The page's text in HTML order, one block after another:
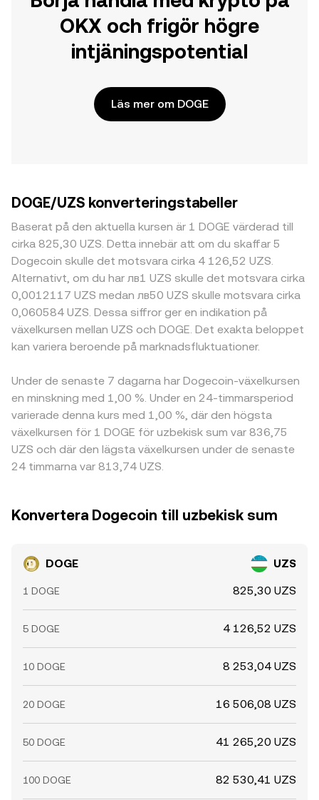
OKX och frigör högre
intjäningspotential
Läs mer om DOGE
DOGE/UZS konverteringstabeller
Baserat på den aktuella kursen är 1 DOGE värderad till
cirka 825,30 UZS. Detta innebär att om du skaffar 5
Dogecoin skulle det motsvara cirka 4 126,52 UZS.
Alternativt, om du har лв1 UZS skulle det motsvara cirka
0,0012117 UZS medan лв50 UZS skulle motsvara cirka
0,060584 UZS. Dessa siffror ger en indikation på
växelkursen mellan UZS och DOGE. Det exakta beloppet
kan variera beroende på marknadsfluktuationer.
Under de senaste 7 dagarna har Dogecoin-växelkursen
en minskning med 1,00 %. Under en 24-timmarsperiod
varierade denna kurs med 1,00 %, där den högsta
växelkursen för 1 DOGE för uzbekisk sum var 836,75
UZS och där den lägsta växelkursen under de senaste
24 timmarna var 813,74 UZS.
Konvertera Dogecoin till uzbekisk sum
DOGE UZS
1 DOGE 825,30 UZS
5 DOGE 4 126,52 UZS
10 DOGE 8 253,04 UZS
20 DOGE 16 506,08 UZS
50 DOGE 41 265,20 UZS
100 DOGE 82 530,41 UZS